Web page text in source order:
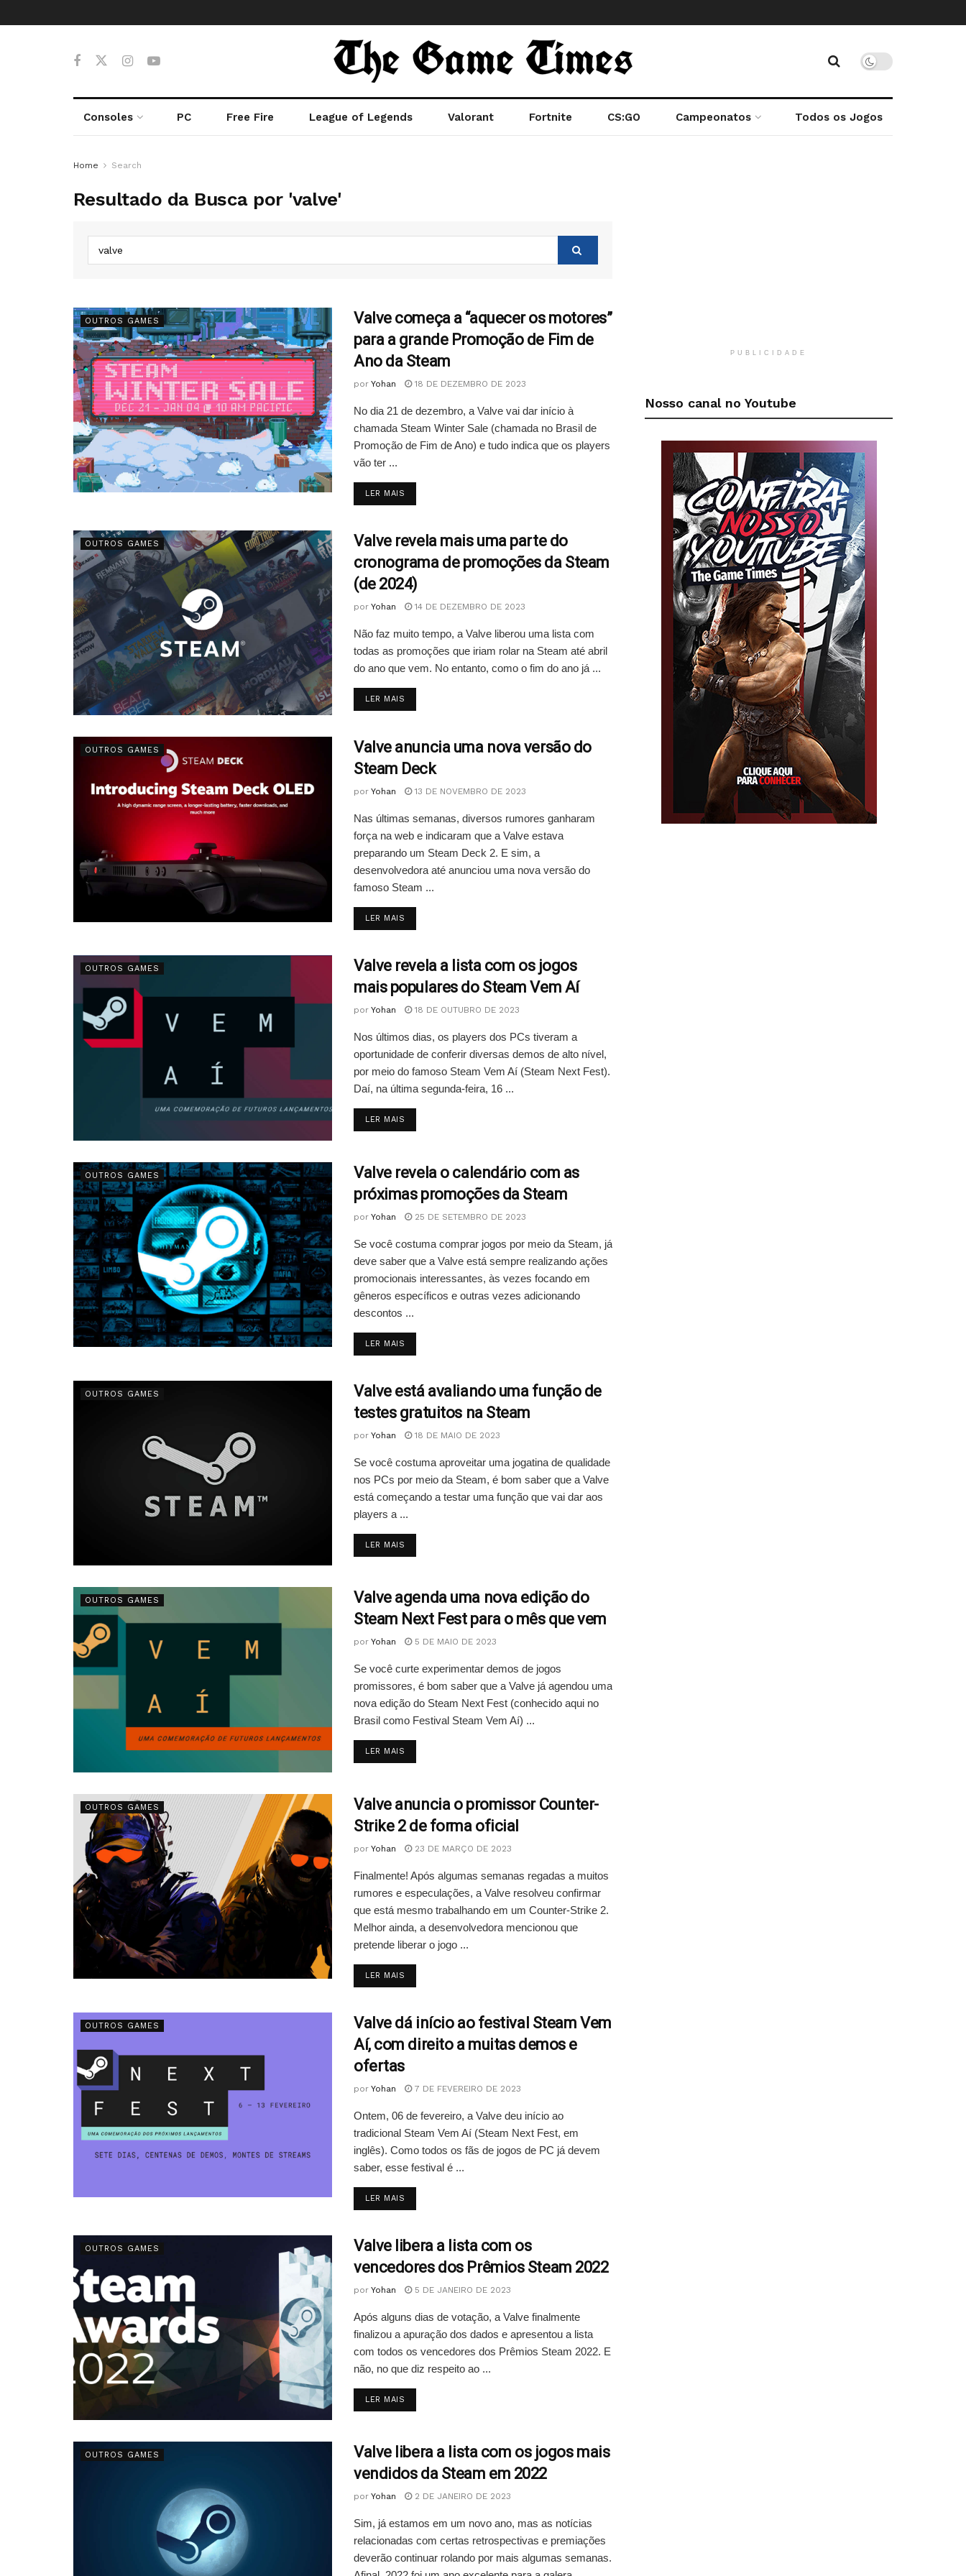
Consoles PC Free Fire League of Legends Valorant Fortnite CS:GO Campeonatos Todos os Jogos
Home Search
Resultado da Busca por 'valve'
OUTROS GAMES
Valve começa a “aquecer os motores”
para a grande Promoção de Fim de
Ano da Steam
por Yohan 18 DE DEZEMBRO DE 2023
No dia 21 de dezembro, a Valve vai dar início à
chamada Steam Winter Sale (chamada no Brasil de
Promoção de Fim de Ano) e tudo indica que os players
vão ter ...
LER MAIS
OUTROS GAMES
Valve revela mais uma parte do
cronograma de promoções da Steam
(de 2024)
por Yohan 14 DE DEZEMBRO DE 2023
Não faz muito tempo, a Valve liberou uma lista com
todas as promoções que iriam rolar na Steam até abril
do ano que vem. No entanto, como o fim do ano já ...
LER MAIS
OUTROS GAMES
Valve anuncia uma nova versão do
Steam Deck
por Yohan 13 DE NOVEMBRO DE 2023
Nas últimas semanas, diversos rumores ganharam
força na web e indicaram que a Valve estava
preparando um Steam Deck 2. E sim, a
desenvolvedora até anunciou uma nova versão do
famoso Steam ...
LER MAIS
OUTROS GAMES
Valve revela a lista com os jogos
mais populares do Steam Vem Aí
por Yohan 18 DE OUTUBRO DE 2023
Nos últimos dias, os players dos PCs tiveram a
oportunidade de conferir diversas demos de alto nível,
por meio do famoso Steam Vem Aí (Steam Next Fest).
Daí, na última segunda-feira, 16 ...
LER MAIS
OUTROS GAMES
Valve revela o calendário com as
próximas promoções da Steam
por Yohan 25 DE SETEMBRO DE 2023
Se você costuma comprar jogos por meio da Steam, já
deve saber que a Valve está sempre realizando ações
promocionais interessantes, às vezes focando em
gêneros específicos e outras vezes adicionando
descontos ...
LER MAIS
OUTROS GAMES
Valve está avaliando uma função de
testes gratuitos na Steam
por Yohan 18 DE MAIO DE 2023
Se você costuma aproveitar uma jogatina de qualidade
nos PCs por meio da Steam, é bom saber que a Valve
está começando a testar uma função que vai dar aos
players a ...
LER MAIS
OUTROS GAMES
Valve agenda uma nova edição do
Steam Next Fest para o mês que vem
por Yohan 5 DE MAIO DE 2023
Se você curte experimentar demos de jogos
promissores, é bom saber que a Valve já agendou uma
nova edição do Steam Next Fest (conhecido aqui no
Brasil como Festival Steam Vem Aí) ...
LER MAIS
OUTROS GAMES
Valve anuncia o promissor Counter-
Strike 2 de forma oficial
por Yohan 23 DE MARÇO DE 2023
Finalmente! Após algumas semanas regadas a muitos
rumores e especulações, a Valve resolveu confirmar
que está mesmo trabalhando em um Counter-Strike 2.
Melhor ainda, a desenvolvedora mencionou que
pretende liberar o jogo ...
LER MAIS
OUTROS GAMES
Valve dá início ao festival Steam Vem
Aí, com direito a muitas demos e
ofertas
por Yohan 7 DE FEVEREIRO DE 2023
Ontem, 06 de fevereiro, a Valve deu início ao
tradicional Steam Vem Aí (Steam Next Fest, em
inglês). Como todos os fãs de jogos de PC já devem
saber, esse festival é ...
LER MAIS
OUTROS GAMES
Valve libera a lista com os
vencedores dos Prêmios Steam 2022
por Yohan 5 DE JANEIRO DE 2023
Após alguns dias de votação, a Valve finalmente
finalizou a apuração dos dados e apresentou a lista
com todos os vencedores dos Prêmios Steam 2022. E
não, no que diz respeito ao ...
LER MAIS
OUTROS GAMES
Valve libera a lista com os jogos mais
vendidos da Steam em 2022
por Yohan 2 DE JANEIRO DE 2023
Sim, já estamos em um novo ano, mas as notícias
relacionadas com certas retrospectivas e premiações
deverão continuar rolando por mais algumas semanas.
PUBLICIDADE
Nosso canal no Youtube